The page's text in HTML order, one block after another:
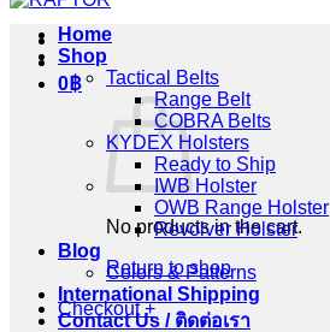
0฿
No products in the cart.
Return to shop
Checkout +
Home
Shop
Tactical Belts
Range Belt
COBRA Belts
KYDEX Holsters
Ready to Ship
IWB Holster
OWB Range Holster
Revolver Holster
Blog
Colors & Patterns
International Shipping
Contact Us / ติดต่อเรา